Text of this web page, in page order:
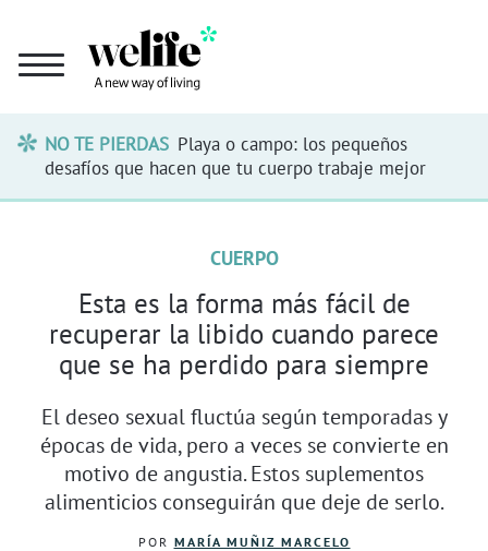
NO TE PIERDAS Playa o campo: los pequeños
desafíos que hacen que tu cuerpo trabaje mejor
CUERPO
Esta es la forma más fácil de
recuperar la libido cuando parece
que se ha perdido para siempre
El deseo sexual fluctúa según temporadas y
épocas de vida, pero a veces se convierte en
motivo de angustia. Estos suplementos
alimenticios conseguirán que deje de serlo.
POR MARÍA MUÑIZ MARCELO